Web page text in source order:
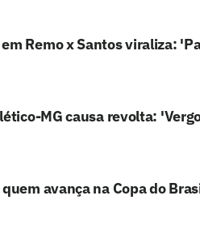
Remo x Santos viraliza:
MG causa revolta:
avança na Copa do